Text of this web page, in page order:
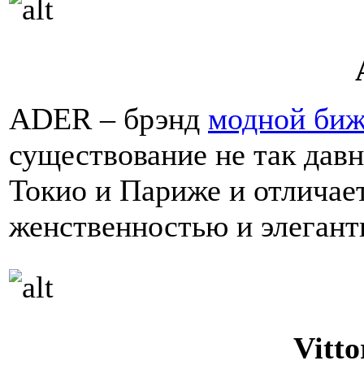
ADER – брэнд модной
существование не так
Токио и Париже и
женственностью и